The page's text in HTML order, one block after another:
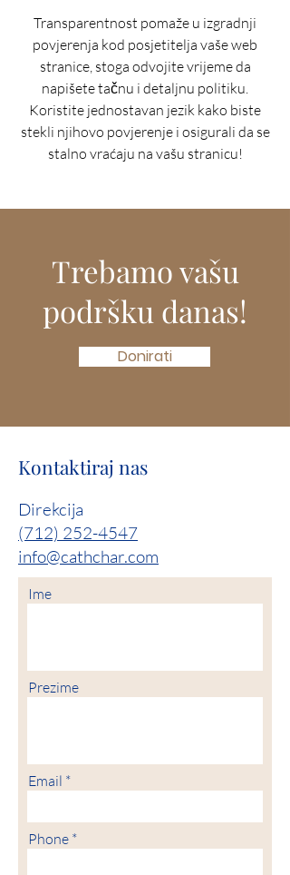
Transparentnost pomaže u izgradnji
povjerenja kod posjetitelja vaše web
stranice, stoga odvojite vrijeme da
napišete tačnu i detaljnu politiku.
Koristite jednostavan jezik kako biste
stekli njihovo povjerenje i osigurali da se
stalno vraćaju na vašu stranicu!
Trebamo vašu
podršku danas!
Donirati
Kontaktiraj nas
Direkcija
(712) 252-4547
info@cathchar.com
Ime
Prezime
Email
Phone